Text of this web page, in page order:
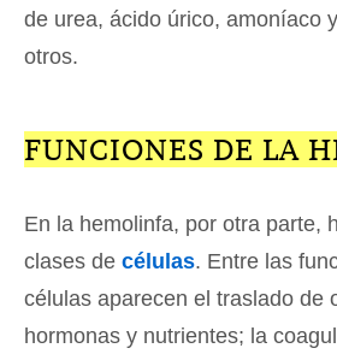
de urea, ácido úrico, amoníaco
otros.
FUNCIONES DE LA
En la hemolinfa, por otra parte,
clases de células. Entre las
células aparecen el traslado de
hormonas y nutrientes; la